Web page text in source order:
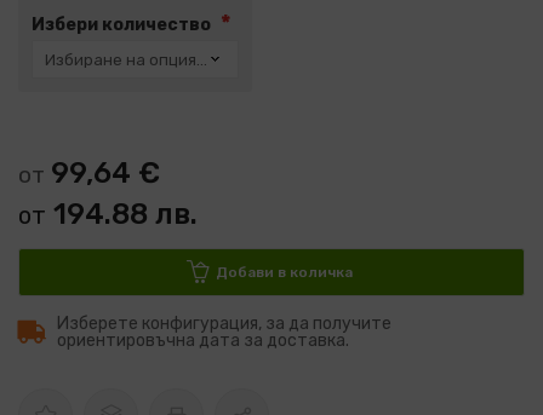
Избери количество
от 99,64 €
от 194.88 лв.
Добави в количка
Изберете конфигурация, за да получите
ориентировъчна дата за доставка.